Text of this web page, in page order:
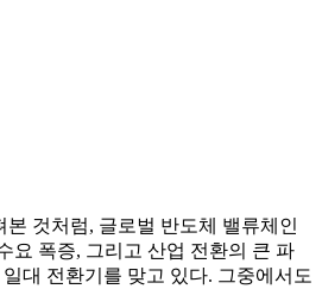
본 것처럼, 글로벌 반도체 밸류체인
요 폭증, 그리고 산업 전환의 큰 파
대 전환기를 맞고 있다. 그중에서도